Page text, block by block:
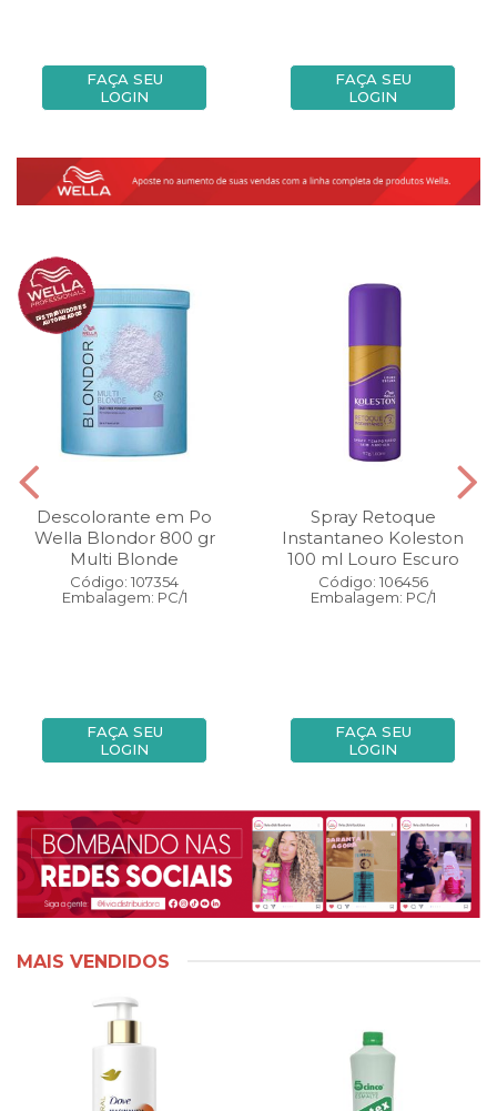
FAÇA SEU
LOGIN
FAÇA SEU
LOGIN
Descolorante em Po
Wella Blondor 800 gr
Multi Blonde
Código: 107354
Embalagem: PC/1
FAÇA SEU
LOGIN
Spray Retoque
Instantaneo Koleston
100 ml Louro Escuro
Código: 106456
Embalagem: PC/1
FAÇA SEU
LOGIN
MAIS VENDIDOS